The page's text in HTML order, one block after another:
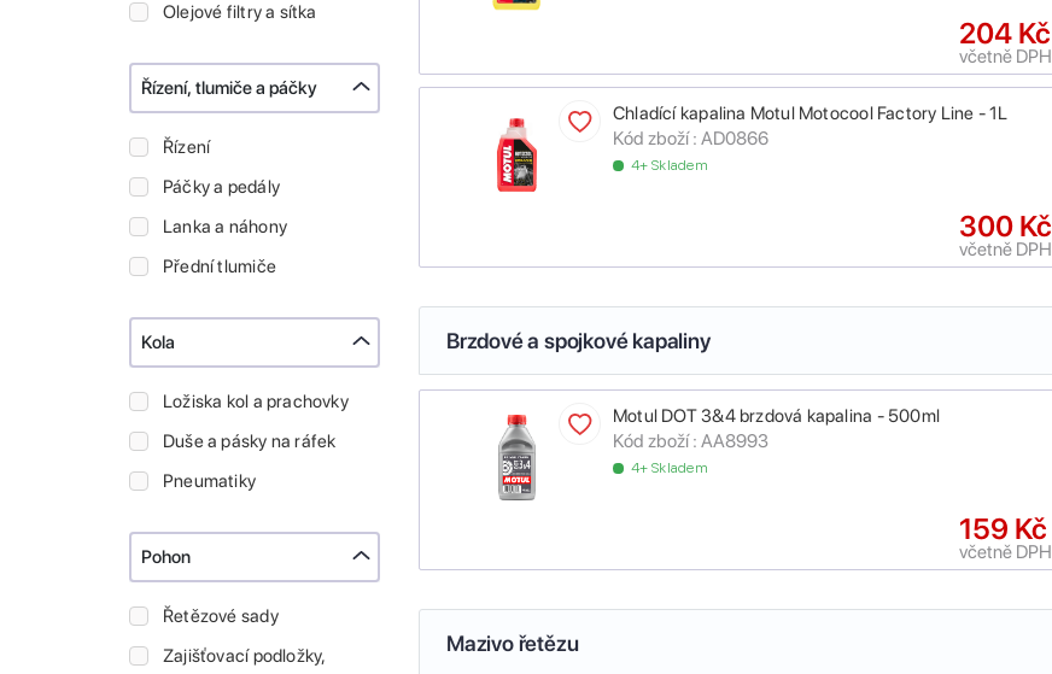
Olejové filtry a sítka
Řízení, tlumiče a páčky
Řízení
Páčky a pedály
Lanka a náhony
Přední tlumiče
Kola
Ložiska kol a prachovky
Duše a pásky na ráfek
Pneumatiky
Pohon
Řetězové sady
Zajišťovací podložky,
204 Kč
včetně DPH
Chladící kapalina Motul Motocool Factory Line - 1L
Kód zboží : AD0866
4+ Skladem
300 Kč
včetně DPH
Brzdové a spojkové kapaliny
Motul DOT 3&4 brzdová kapalina - 500ml
Kód zboží : AA8993
4+ Skladem
159 Kč
včetně DPH
Mazivo řetězu